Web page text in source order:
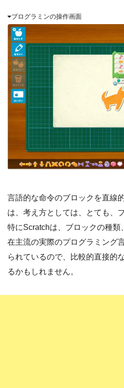
ブログラミンの操作画面
言語的な命令のブロックを直線
は、考え方としては、とても、
特にScratchは、ブロックの種類
在主流の実際のプログラミング
られているので、比較的直接的
るかもしれません。